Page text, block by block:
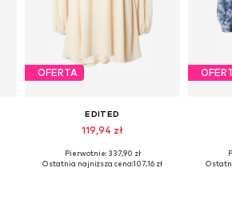
OFERTA
EDITED
119,94 zł
Dostępne rozmiary: 34, 36, 38, 40
Pierwotnie: 337,90 zł
Ostatnia najniższa cena:107,16 zł